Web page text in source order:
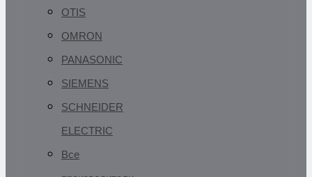
OTIS
OMRON
PANASONIC
SIEMENS
SCHNEIDER
ELECTRIC
Все